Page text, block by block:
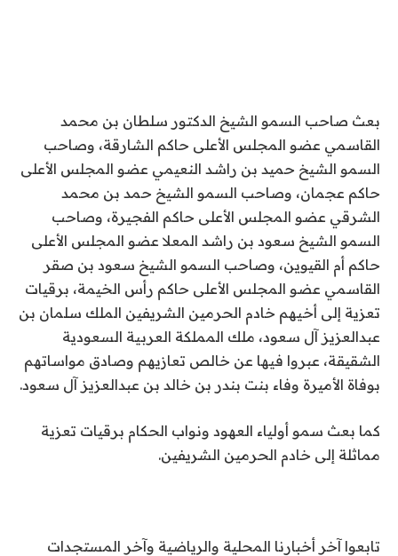
بعث صاحب السمو الشيخ الدكتور سلطان بن محمد
القاسمي عضو المجلس الأعلى حاكم الشارقة، وصاحب
السمو الشيخ حميد بن راشد النعيمي عضو المجلس الأعلى
حاكم عجمان، وصاحب السمو الشيخ حمد بن محمد
الشرقي عضو المجلس الأعلى حاكم الفجيرة، وصاحب
السمو الشيخ سعود بن راشد المعلا عضو المجلس الأعلى
حاكم أم القيوين، وصاحب السمو الشيخ سعود بن صقر
القاسمي عضو المجلس الأعلى حاكم رأس الخيمة، برقيات
تعزية إلى أخيهم خادم الحرمين الشريفين الملك سلمان بن
عبدالعزيز آل سعود، ملك المملكة العربية السعودية
الشقيقة، عبروا فيها عن خالص تعازيهم وصادق مواساتهم
بوفاة الأميرة وفاء بنت بندر بن خالد بن عبدالعزيز آل سعود.
كما بعث سمو أولياء العهود ونواب الحكام برقيات تعزية
مماثلة إلى خادم الحرمين الشريفين.
تابعوا آخر أخبارنا المحلية والرياضية وآخر المستجدات